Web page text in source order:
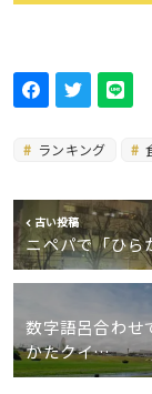
ランキング
古い投稿
ニペパで「ひら
数字語呂合わせ
かたクイ…